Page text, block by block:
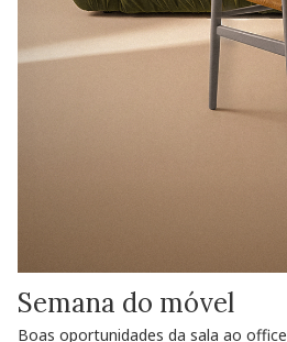
Semana do móvel
Boas oportunidades da sala ao office